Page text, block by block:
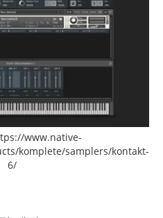
www.native-
komplete/samplers/kontakt-
6/